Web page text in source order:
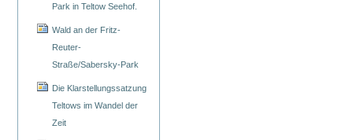
Park in Teltow Seehof.
Wald an der Fritz-
Reuter-
Straße/Sabersky-Park
Die Klarstellungssatzung
Teltows im Wandel der
Zeit